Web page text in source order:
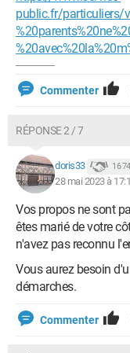
public.fr/particuliers/
Commenter
RÉPONSE 2 / 7
doris33 16
28 mai 2023 à
Vos propos ne sont
êtes marié de votre
n'avez pas reconnu
Vous aurez besoin
démarches.
Commenter